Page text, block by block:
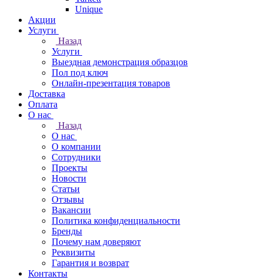
Unique
Акции
Услуги
Назад
Услуги
Выездная демонстрация образцов
Пол под ключ
Онлайн-презентация товаров
Доставка
Оплата
О нас
Назад
О нас
О компании
Сотрудники
Проекты
Новости
Статьи
Отзывы
Вакансии
Политика конфиденциальности
Бренды
Почему нам доверяют
Реквизиты
Гарантия и возврат
Контакты